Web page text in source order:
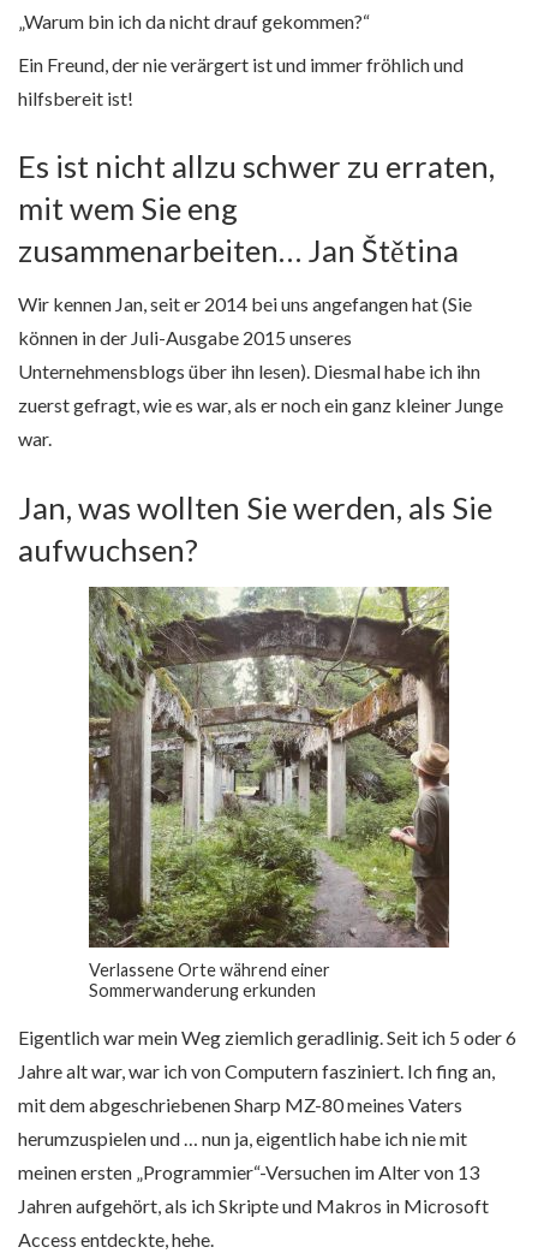
„Warum bin ich da nicht drauf gekommen?“
Ein Freund, der nie verärgert ist und immer fröhlich und
hilfsbereit ist!
Es ist nicht allzu schwer zu erraten,
mit wem Sie eng
zusammenarbeiten… Jan Štětina
Wir kennen Jan, seit er 2014 bei uns angefangen hat (Sie
können in der Juli-Ausgabe 2015 unseres
Unternehmensblogs über ihn lesen). Diesmal habe ich ihn
zuerst gefragt, wie es war, als er noch ein ganz kleiner Junge
war.
Jan, was wollten Sie werden, als Sie
aufwuchsen?
Verlassene Orte während einer
Sommerwanderung erkunden
Eigentlich war mein Weg ziemlich geradlinig. Seit ich 5 oder 6
Jahre alt war, war ich von Computern fasziniert. Ich fing an,
mit dem abgeschriebenen Sharp MZ-80 meines Vaters
herumzuspielen und … nun ja, eigentlich habe ich nie mit
meinen ersten „Programmier“-Versuchen im Alter von 13
Jahren aufgehört, als ich Skripte und Makros in Microsoft
Access entdeckte, hehe.